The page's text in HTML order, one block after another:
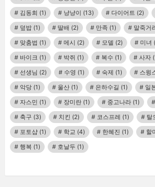
김동희 (1) 냥냥이 (13) 다이어트 (2)
덮밥 (1) 딸배 (2) 만족 (1) 말죽거
맞춤법 (1) 메시 (2) 모델 (2) 미녀
바이크 (1) 박쥐 (1) 복수 (1) 사자
선생님 (2) 수영 (1) 숙제 (1) 스윙
악당 (1) 울산 (1) 은하수길 (1) 일
자스민 (1) 장미란 (1) 중고나라 (1)
축구 (3) 치킨 (2) 코스프레 (1) 탈
포토샵 (1) 학교 (4) 한혜진 (1) 할
행복 (1) 호날두 (1)